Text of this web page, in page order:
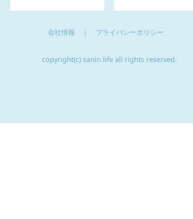
会社情報 ｜ プライバシーポリシー
copyright(c) sanin life all rights reserved.